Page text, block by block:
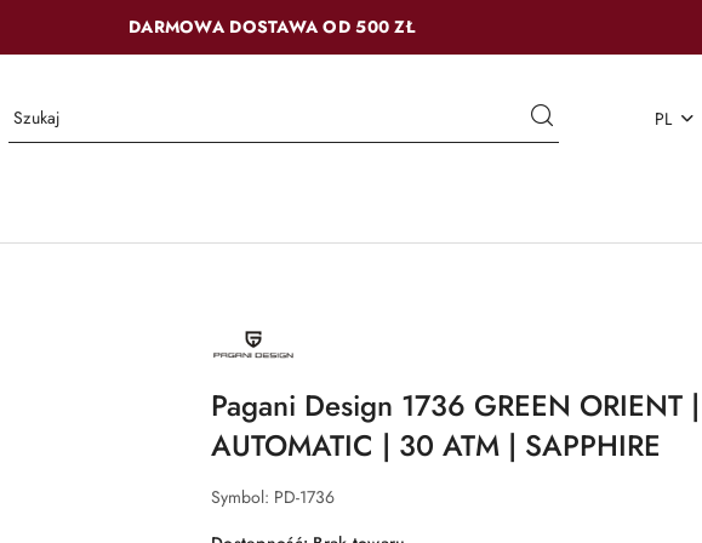
DARMOWA DOSTAWA OD 500 ZŁ
PL
NAZWA
PRODUCENTA:
PAGANI
Pagani Design 1736 GREEN ORIENT |
AUTOMATIC | 30 ATM | SAPPHIRE
Symbol: PD-1736